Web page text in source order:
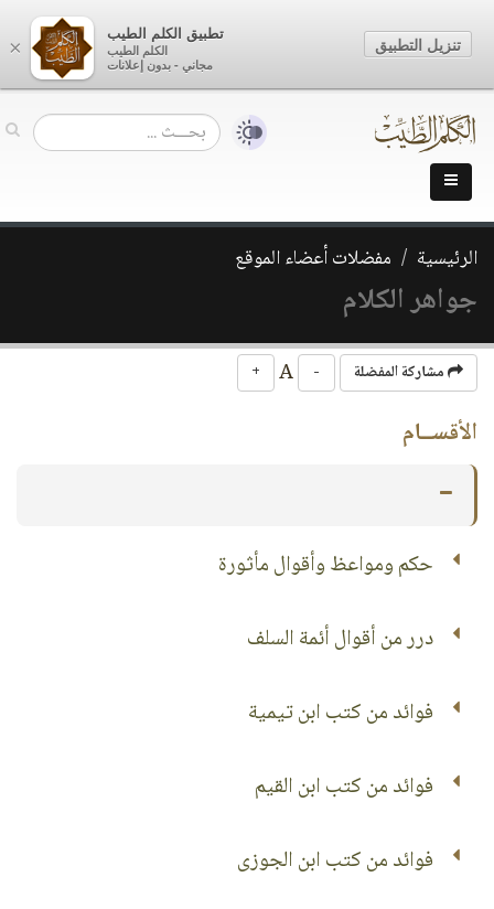
الرئيسية مفضلات أعضاء الموقع
جواهر الكلام
مشاركة المفضلة -
+
الأقســام
حكم ومواعظ وأقوال مأثورة
درر من أقوال أئمة السلف
فوائد من كتب ابن تيمية
فوائد من كتب ابن القيم
فوائد من كتب ابن الجوزى
×
تطبيق الكلم الطيب
الكلم الطيب
مجاني - بدون إعلانات
تنزيل التطبيق